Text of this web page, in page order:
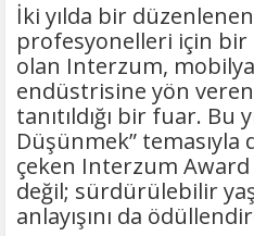
İki yılda bir
profesyonelleri için
olan Interzum,
endüstrisine yön
tanıtıldığı bir fuar. Bu
Düşünmek” temasıyla
çeken Interzum Award
değil; sürdürülebilir
anlayışını da